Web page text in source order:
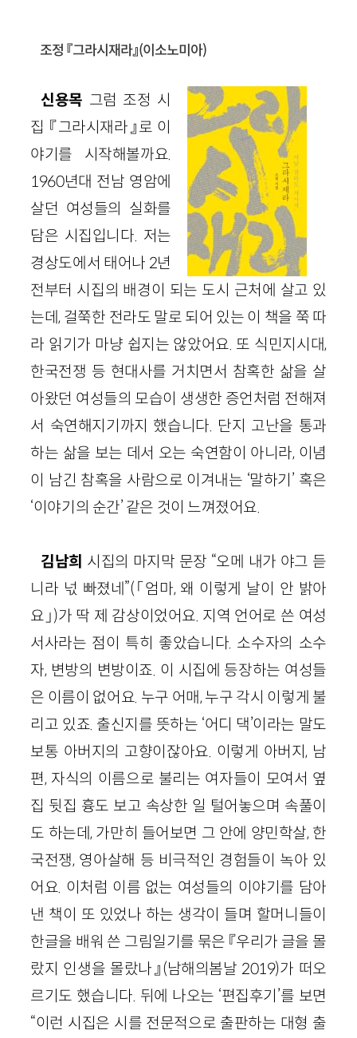
조정 『그라시재라』(이소노미아)
신용목 그럼 조정 시
집 『그라시재라』로 이
야기를 시작해볼까요.
1960년대 전남 영암에
살던 여성들의 실화를
담은 시집입니다. 저는
경상도에서 태어나 2년
전부터 시집의 배경이 되는 도시 근처에 살고 있
는데, 걸쭉한 전라도 말로 되어 있는 이 책을 쭉 따
라 읽기가 마냥 쉽지는 않았어요. 또 식민지시대,
한국전쟁 등 현대사를 거치면서 참혹한 삶을 살
아왔던 여성들의 모습이 생생한 증언처럼 전해져
서 숙연해지기까지 했습니다. 단지 고난을 통과
하는 삶을 보는 데서 오는 숙연함이 아니라, 이념
이 남긴 참혹을 사람으로 이겨내는 ‘말하기’ 혹은
‘이야기의 순간’ 같은 것이 느껴졌어요.
김남희 시집의 마지막 문장 “오메 내가 야그 듣
니라 넋 빠졌네”(「엄마, 왜 이렇게 날이 안 밝아
요」)가 딱 제 감상이었어요. 지역 언어로 쓴 여성
서사라는 점이 특히 좋았습니다. 소수자의 소수
자, 변방의 변방이죠. 이 시집에 등장하는 여성들
은 이름이 없어요. 누구 어매, 누구 각시 이렇게 불
리고 있죠. 출신지를 뜻하는 ‘어디 댁’이라는 말도
보통 아버지의 고향이잖아요. 이렇게 아버지, 남
편, 자식의 이름으로 불리는 여자들이 모여서 옆
집 뒷집 흉도 보고 속상한 일 털어놓으며 속풀이
도 하는데, 가만히 들어보면 그 안에 양민학살, 한
국전쟁, 영아살해 등 비극적인 경험들이 녹아 있
어요. 이처럼 이름 없는 여성들의 이야기를 담아
낸 책이 또 있었나 하는 생각이 들며 할머니들이
한글을 배워 쓴 그림일기를 묶은 『우리가 글을 몰
랐지 인생을 몰랐나』(남해의봄날 2019)가 떠오
르기도 했습니다. 뒤에 나오는 ‘편집후기’를 보면
“이런 시집은 시를 전문적으로 출판하는 대형 출